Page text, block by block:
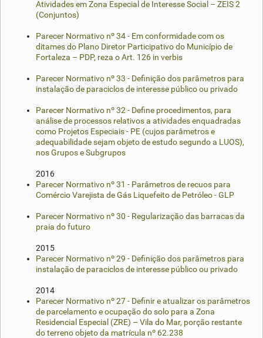
Atividades em Zona Especial de Interesse Social – ZEIS 2
(Conjuntos)
Parecer Normativo nº 34 - Em conformidade com os
ditames do Plano Diretor Participativo do Município de
Fortaleza – PDP, reza o Art. 126 in verbis
Parecer Normativo nº 33 - Definição dos parâmetros para
instalação de paraciclos de interesse público ou privado
Parecer Normativo nº 32 - Define procedimentos, para
análise de processos relativos a atividades enquadradas
como Projetos Especiais - PE (cujos parâmetros e
adequabilidade sejam objeto de estudo segundo a LUOS),
nos Grupos e Subgrupos
2016
Parecer Normativo nº 31 - Parâmetros de recuos para
Comércio Varejista de Gás Liquefeito de Petróleo - GLP
Parecer Normativo nº 30 - Regularização das barracas da
praia do futuro
2015
Parecer Normativo nº 29 - Definição dos parâmetros para
instalação de paraciclos de interesse público ou privado
2014
Parecer Normativo nº 27 - Definir e atualizar os parâmetros
de parcelamento e ocupação do solo para a Zona
Residencial Especial (ZRE) – Vila do Mar, porção restante
do terreno objeto da matrícula nº 62.238